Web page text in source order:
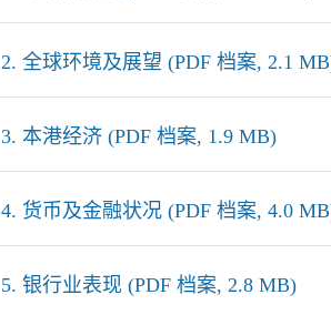
2. 全球环境及展望 (PDF 档案, 2.1
3. 本港经济 (PDF 档案, 1.9 MB)
4. 货币及金融状况 (PDF 档案, 4.0
5. 银行业表现 (PDF 档案, 2.8 MB)